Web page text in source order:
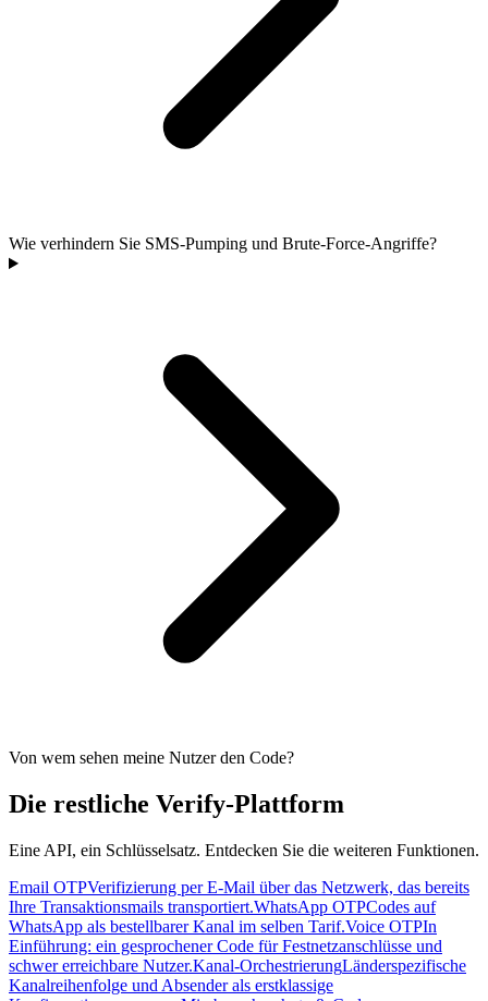
Wie verhindern Sie SMS-Pumping und Brute-Force-Angriffe?
Von wem sehen meine Nutzer den Code?
Die restliche Verify-Plattform
Eine API, ein Schlüsselsatz. Entdecken Sie die weiteren Funktionen.
Email OTPVerifizierung per E-Mail über das Netzwerk, das bereits
Ihre Transaktionsmails transportiert.WhatsApp OTPCodes auf
WhatsApp als bestellbarer Kanal im selben Tarif.Voice OTPIn
Einführung: ein gesprochener Code für Festnetzanschlüsse und
schwer erreichbare Nutzer.Kanal-OrchestrierungLänderspezifische
Kanalreihenfolge und Absender als erstklassige